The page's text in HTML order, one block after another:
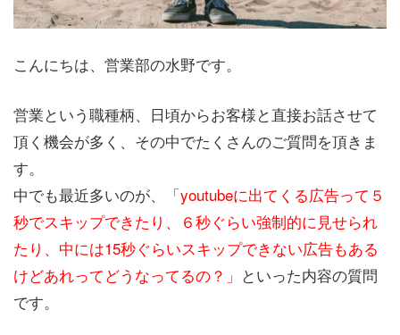
こんにちは、営業部の水野です。
営業という職種柄、日頃からお客様と直接お話させて
頂く機会が多く、その中でたくさんのご質問を頂きま
す。
中でも最近多いのが、
「youtubeに出てくる広告って５
秒でスキップできたり、６秒ぐらい強制的に見せられ
たり、中には15秒ぐらいスキップできない広告もある
けどあれってどうなってるの？」 といった内容の質問
です。